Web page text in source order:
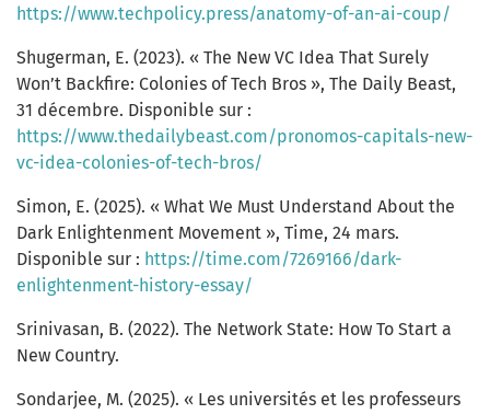
https://www.techpolicy.press/anatomy-of-an-ai-coup/
Shugerman, E. (2023). « The New VC Idea That Surely
Won’t Backfire: Colonies of Tech Bros », The Daily Beast,
31 décembre. Disponible sur :
https://www.thedailybeast.com/pronomos-capitals-new-
vc-idea-colonies-of-tech-bros/
Simon, E. (2025). « What We Must Understand About the
Dark Enlightenment Movement », Time, 24 mars.
Disponible sur : https://time.com/7269166/dark-
enlightenment-history-essay/
Srinivasan, B. (2022). The Network State: How To Start a
New Country.
Sondarjee, M. (2025). « Les universités et les professeurs